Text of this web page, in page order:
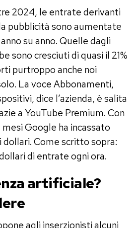
2024, le entrate derivanti
pubblicità sono aumentate
su anno. Quelle dagli
sono cresciuti di quasi il 21%
purtroppo anche noi
La voce Abbonamenti,
dice l’azienda, è salita
a YouTube Premium. Con
Google ha incassato
Come scritto sopra:
di entrate ogni ora.
artificiale?
agli inserzionisti alcuni